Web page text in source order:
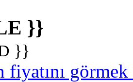
}}
}}